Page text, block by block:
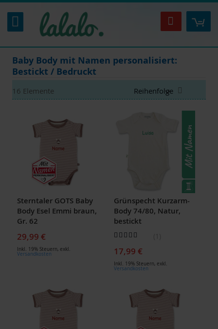
Inhalt
springen
Suche
Baby Body mit Namen personalisiert:
Bestickt / Bedruckt
16 Elemente
sortieren
Sterntaler GOTS Baby
Body Esel Emmi braun,
Gr. 62
29,99 €
Inkl. 19% Steuern, exkl.
Versandkosten
Grünspecht Kurzarm-
Body 74/80, Natur,
bestickt
Bewertung:
17,99 €
Inkl. 19% Steuern, exkl.
Versandkosten